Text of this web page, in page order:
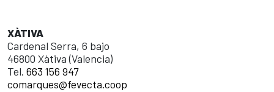
XÀTIVA
Cardenal Serra, 6 bajo
46800 Xàtiva (Valencia)
Tel. 663 156 947
comarques@fevecta.coop